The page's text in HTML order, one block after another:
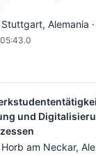
Stuttgart, Alemania
und
Horb am Neckar,